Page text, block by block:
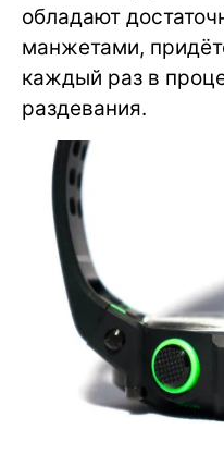
обладают
манжетами,
каждый раз в
раздевания.